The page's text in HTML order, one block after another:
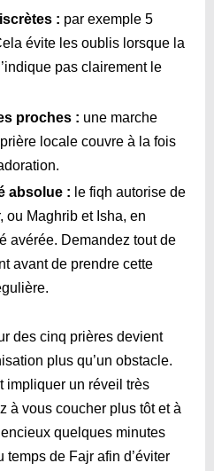
: par exemple 5
évite les oublis lorsque la
pas clairement le
proches : une marche
locale couvre à la fois
absolue : le fiqh autorise de
ou Maghrib et Isha, en
avérée. Demandez tout de
avant de prendre cette
des cinq prières devient
plus qu’un obstacle.
impliquer un réveil très
à vous coucher plus tôt et à
quelques minutes
temps de Fajr afin d’éviter